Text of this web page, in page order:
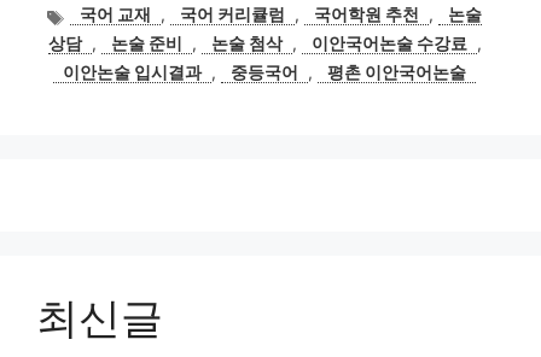
태
그
국어 교재 , 국어 커리큘럼 , 국어학원 추천 ,
논술
상담 , 논술 준비 , 논술 첨삭 , 이안국어논술 수강료
,
이안논술 입시결과 , 중등국어 , 평촌 이안국어논술
최신글